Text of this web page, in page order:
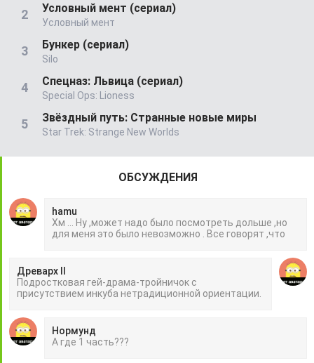
Условный мент (сериал)
Условный мент
Бункер (сериал)
Silo
Спецназ: Львица (сериал)
Special Ops: Lioness
Звёздный путь: Странные новые миры
Star Trek: Strange New Worlds
ОБСУЖДЕНИЯ
hamu
Хм ... Ну ,может надо было посмотреть дольше ,но
для меня это было невозможно . Все говорят ,что
Древарх II
Подростковая гей-драма-тройничок с
присутствием инкуба нетрадиционной ориентации.
Нормунд
А где 1 часть???